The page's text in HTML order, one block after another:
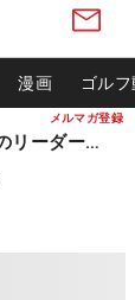
メルマガ登録
漫画 ゴル
松山英樹ら出場 ウィンダム選手権のリーダーボード